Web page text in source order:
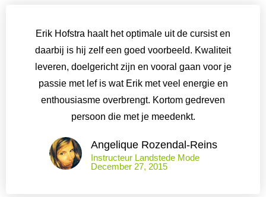
Erik Hofstra haalt het optimale uit de cursist en
daarbij is hij zelf een goed voorbeeld. Kwaliteit
leveren, doelgericht zijn en vooral gaan voor je
passie met lef is wat Erik met veel energie en
enthousiasme overbrengt. Kortom gedreven
persoon die met je meedenkt.
Angelique Rozendal-Reins
Instructeur Landstede Mode
December 27, 2015